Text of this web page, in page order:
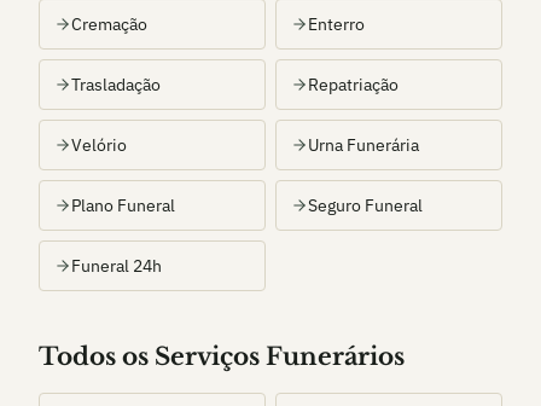
Cremação Enterro
Trasladação Repatriação
Velório Urna Funerária
Plano Funeral Seguro Funeral
Funeral 24h
Todos os Serviços Funerários